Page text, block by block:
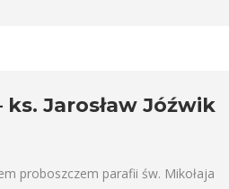
Jarosław Jóźwik
proboszczem parafii św. Mikołaja